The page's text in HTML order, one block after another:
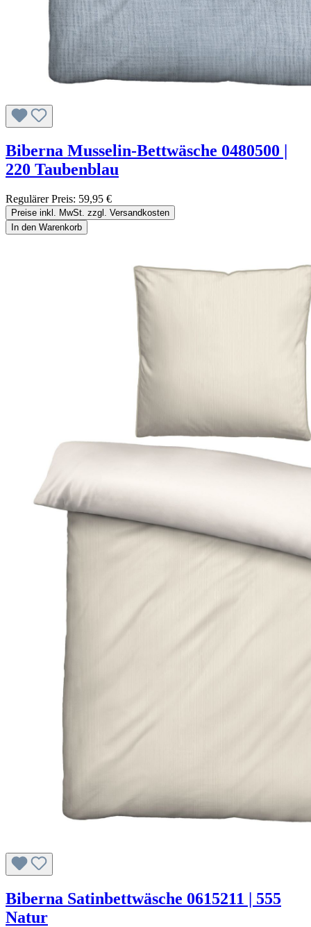
Biberna Musselin-Bettwäsche 0480500 |
220 Taubenblau
Regulärer Preis: 59,95 €
Preise inkl. MwSt. zzgl. Versandkosten
In den Warenkorb
Biberna Satinbettwäsche 0615211 | 555
Natur